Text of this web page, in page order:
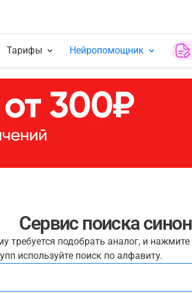
Тарифы Нейропомощник
Сервис поиска
требуется подобрать аналог, и
используйте поиск по алфавиту.